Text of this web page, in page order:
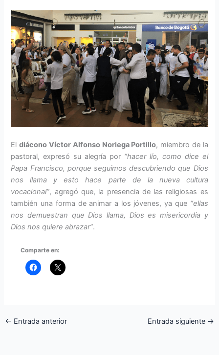
Eldiácono Víctor Alfonso Noriega Portillo, miembro de la
pastoral, expresó su alegría por “hacer lío, como dice el
Papa Francisco, porque seguimos descubriendo que Dios
nos llama y esto hace parte de la nueva cultura
vocacional”, agregó que, la presencia de las religiosas es
también una forma de animar a los jóvenes, ya que “ellas
nos demuestran que Dios llama, Dios es misericordia y
Dios nos quiere abrazar”.
Comparte en:
← Entrada anterior Entrada siguiente →